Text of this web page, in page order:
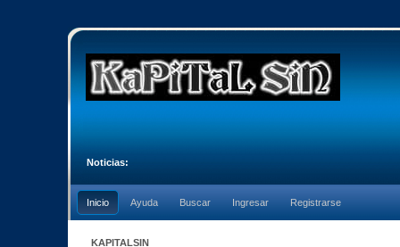
Noticias:
Inicio Ayuda Buscar Ingresar Registrarse
KAPITALSIN